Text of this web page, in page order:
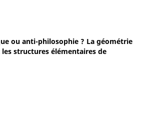
ou anti-philosophie ? La géométrie
structures élémentaires de